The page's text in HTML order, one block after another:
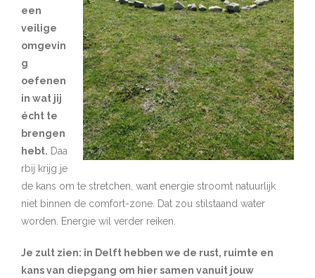
een
veilige
omgevin
g
oefenen
in wat jij
écht te
brengen
hebt. Daa
rbij krijg je
de kans om te stretchen, want energie stroomt natuurlijk
niet binnen de comfort-zone. Dat zou stilstaand water
worden. Energie wil verder reiken.
Je zult zien: in Delft hebben we de rust, ruimte en
kans van diepgang om hier samen vanuit jouw